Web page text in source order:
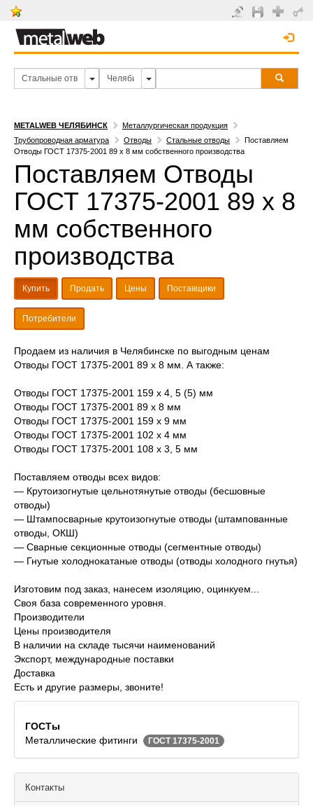
METALWEB ЧЕЛЯБИНСК
Металлургическая продукция
Трубопроводная арматура
Отводы Стальные отводы
Поставляем
Отводы ГОСТ 17375-2001 89 х 8 мм собственного производства
Поставляем Отводы
ГОСТ 17375-2001 89 х 8
мм собственного
производства
Купить Продать Цены Поставщики
Потребители
Продаем из наличия в Челябинске по выгодным ценам
Отводы ГОСТ 17375-2001 89 х 8 мм. А также:
Отводы ГОСТ 17375-2001 159 х 4, 5 (5) мм
Отводы ГОСТ 17375-2001 89 х 8 мм
Отводы ГОСТ 17375-2001 159 х 9 мм
Отводы ГОСТ 17375-2001 102 х 4 мм
Отводы ГОСТ 17375-2001 108 х 3, 5 мм
Поставляем отводы всех видов:
— Крутоизогнутые цельнотянутые отводы (бесшовные
отводы)
— Штампосварные крутоизогнутые отводы (штампованные
отводы, ОКШ)
— Сварные секционные отводы (сегментные отводы)
— Гнутые холоднокатаные отводы (отводы холодного гнутья)
Изготовим под заказ, нанесем изоляцию, оцинкуем...
Своя база современного уровня.
Производители
Цены производителя
В наличии на складе тысячи наименований
Экспорт, международные поставки
Доставка
Есть и другие размеры, звоните!
ГОСТы
Металлические фитинги
ГОСТ 17375-2001
Контакты